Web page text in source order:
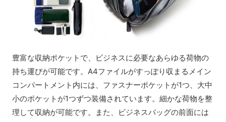
豊富な収納ポケットで、ビジネスに必要なあらゆる荷物の
持ち運びが可能です。A4ファイルがすっぽり収まるメイン
コンパートメント内には、ファスナーポケットが1つ、大中
小のポケットが1つずつ装備されています。細かな荷物を整
理して収納が可能です。また、ビジネスバッグの前面には